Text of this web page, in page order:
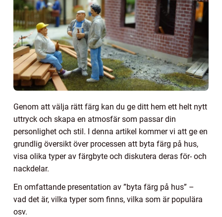
Genom att välja rätt färg kan du ge ditt hem ett helt nytt
uttryck och skapa en atmosfär som passar din
personlighet och stil. I denna artikel kommer vi att ge en
grundlig översikt över processen att byta färg på hus,
visa olika typer av färgbyte och diskutera deras för- och
nackdelar.
En omfattande presentation av ”byta färg på hus” –
vad det är, vilka typer som finns, vilka som är populära
osv.